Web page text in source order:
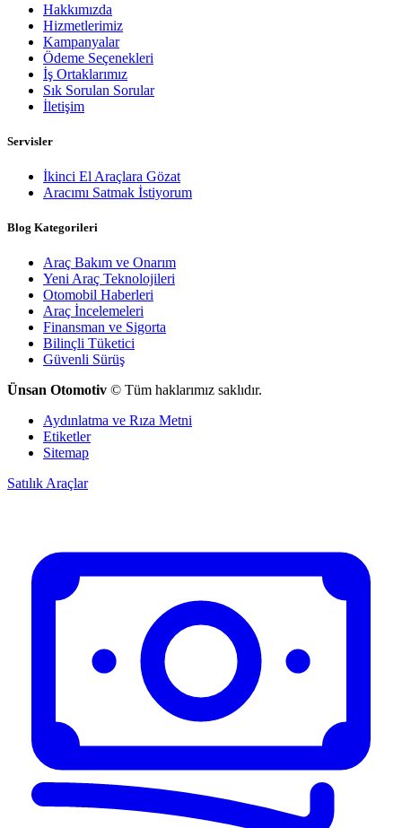
Hakkımızda
Hizmetlerimiz
Kampanyalar
Ödeme Seçenekleri
İş Ortaklarımız
Sık Sorulan Sorular
İletişim
Servisler
İkinci El Araçlara Gözat
Aracımı Satmak İstiyorum
Blog Kategorileri
Araç Bakım ve Onarım
Yeni Araç Teknolojileri
Otomobil Haberleri
Araç İncelemeleri
Finansman ve Sigorta
Bilinçli Tüketici
Güvenli Sürüş
Ünsan Otomotiv © Tüm haklarımız saklıdır.
Aydınlatma ve Rıza Metni
Etiketler
Sitemap
Satılık Araçlar